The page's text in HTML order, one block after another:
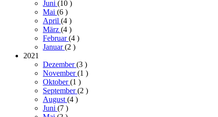
Juni (10 )
Mai (6 )
April (4 )
März (4 )
Februar(4 )
Januar(2 )
2021
Dezember(3 )
November(1 )
Oktober(1 )
September(2 )
August (4 )
Juni (7 )